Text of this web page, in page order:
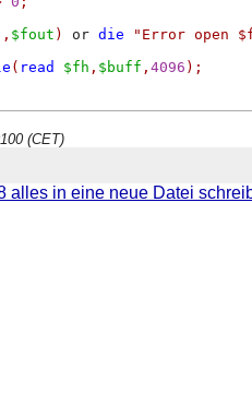
, $fout ) or die
"Error open
( read $fh , $buff , 4096 );
(CET)
alles in eine neue Datei